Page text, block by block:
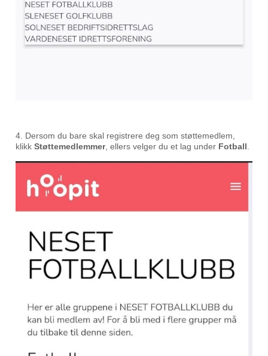
4. Dersom du bare skal registrere deg som støttemedlem,
klikk Støttemedlemmer , ellers velger du et lag under Fotball